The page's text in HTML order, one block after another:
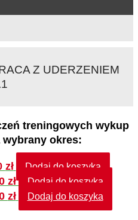
Z UDERZENIEM
treningowych wykup
wybrany okres:
zł Dodaj do koszyka
zł Dodaj do koszyka
zł Dodaj do koszyka